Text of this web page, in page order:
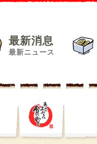
最新消息
最新ニュース